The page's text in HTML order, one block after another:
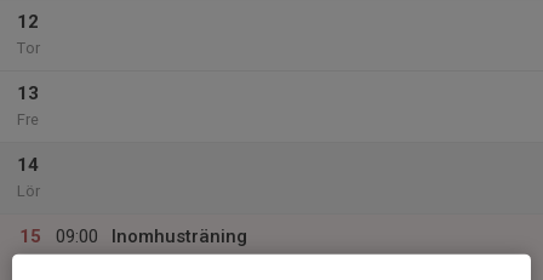
12
Tor
13
Fre
14
Lör
15
09:00
10:15
Inomhusträning